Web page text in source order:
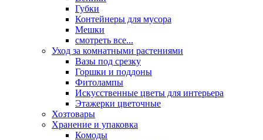
Губки
Контейнеры для мусора
Мешки
смотреть все...
Уход за комнатными растениями
Вазы под срезку
Горшки и поддоны
Фитолампы
Искусственные цветы для интерьера
Этажерки цветочные
Хозтовары
Хранение и упаковка
Комоды